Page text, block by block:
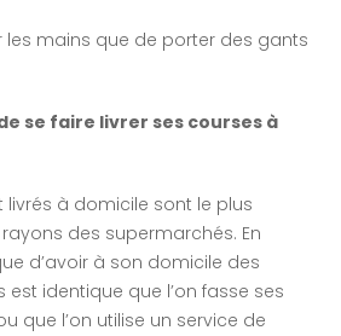
les mains que de porter des gants
se faire livrer ses courses à
livrés à domicile sont le plus
des supermarchés. En
d’avoir à son domicile des
identique que l’on fasse ses
que l’on utilise un service de